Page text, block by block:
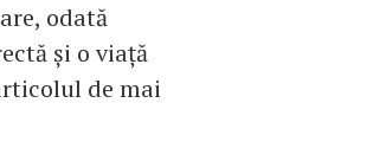
odată
și o viață
de mai